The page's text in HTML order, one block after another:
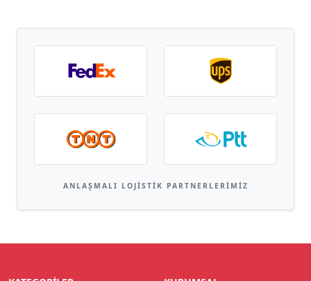
ANLAŞMALI LOJISTIK PARTNERLERIMIZ